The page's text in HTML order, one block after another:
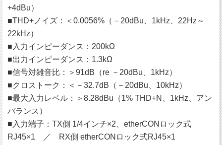
+4dBu）
■THD+ノイズ：＜0.0056%（－20dBu、1kHz、22Hz～
22kHz）
■入力インピーダンス：200kΩ
■出力インピーダンス：1.3kΩ
■信号対雑音比：＞91dB（re －20dBu、1kHz）
■クロストーク：＜－32.7dB（－20dBu、10kHz）
■最大入力レベル：＞8.28dBu（1% THD+N、1kHz、アン
バランス）
■入力端子：TX側 1/4インチ×2、etherCONロック式
RJ45×1 ／ RX側 etherCONロック式RJ45×1